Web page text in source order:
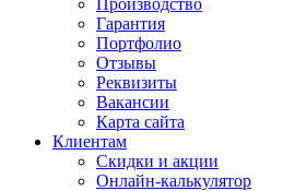
Производство
Гарантия
Портфолио
Отзывы
Реквизиты
Вакансии
Карта сайта
Клиентам
Скидки и акции
Онлайн-калькулятор